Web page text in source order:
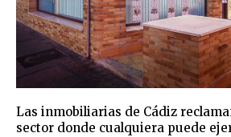
Las inmobiliarias de Cádiz
sector donde cualquiera puede